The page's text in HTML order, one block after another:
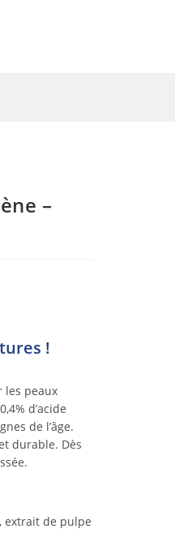
–
!
les peaux
d’acide
de l’âge.
durable. Dès
extrait de pulpe